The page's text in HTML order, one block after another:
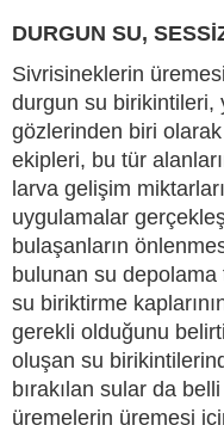
DURGUN SU,
Sivrisineklerin
durgun su birikintileri,
gözlerinden biri
ekipleri, bu tür
larva gelişim
uygulamalar
bulaşanların
bulunan su depolama
su biriktirme
gerekli olduğunu
oluşan su
bırakılan sular da
üremelerin üremesi